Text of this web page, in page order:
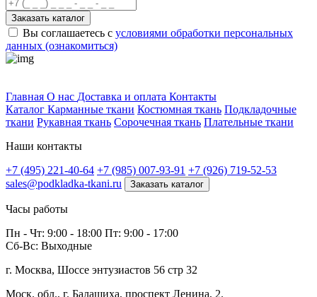
Заказать каталог
Вы соглашаетесь с условиями обработки персональных
данных (ознакомиться)
Главная О нас Доставка и оплата Контакты
Каталог Карманные ткани Костюмная ткань Подкладочные
ткани Рукавная ткань Сорочечная ткань Плательные ткани
Наши контакты
+7 (495) 221-40-64 +7 (985) 007-93-91 +7 (926) 719-52-53
sales@podkladka-tkani.ru
Заказать каталог
Часы работы
Пн - Чт: 9:00 - 18:00 Пт: 9:00 - 17:00
Сб-Вс: Выходные
г. Москва, Шоссе энтузиастов 56 стр 32
Моск. обл., г. Балашиха, проспект Ленина, 2.